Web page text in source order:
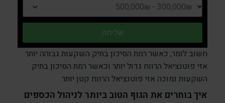
שליחה
חשוב לומר, כאשר רמת הסיכון בתיק השקעות גבוהה יותר
אזי פוטנציאל הרווח גדול יותר וכאשר רמת הסיכון בתיק
השקעות נמוכה אזי פוטנציאל הרווח קטן יותר.
איך בוחרים את הגוף הטוב ביותר לניהול הכספים